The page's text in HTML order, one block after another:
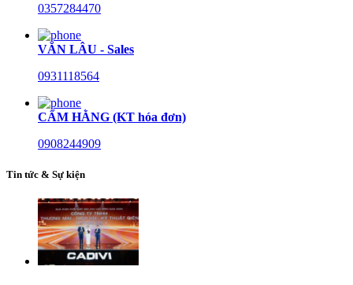
0357284470
VĂN LÂU - Sales
0931118564
CẨM HẰNG (KT hóa đơn)
0908244909
Tin tức & Sự kiện